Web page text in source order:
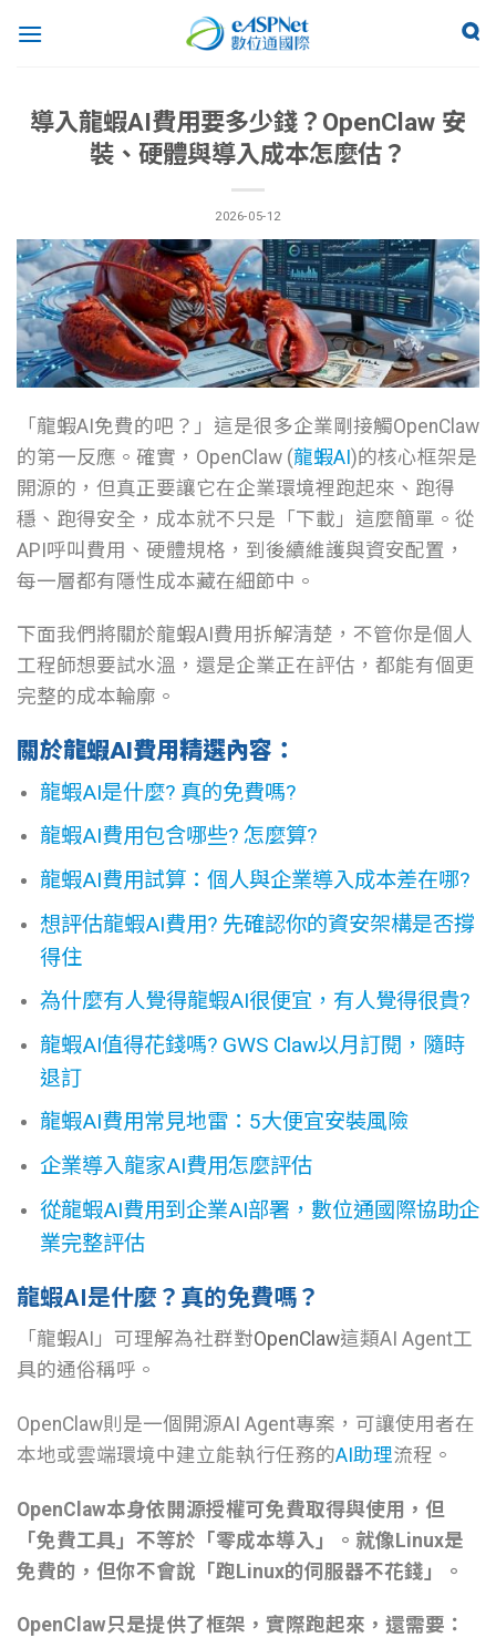
導入龍蝦AI費用要多少錢？OpenClaw 安
裝、硬體與導入成本怎麼估？
2026-05-12
「龍蝦AI免費的吧？」這是很多企業剛接觸OpenClaw
的第一反應。確實，OpenClaw (龍蝦AI)的核心框架是
開源的，但真正要讓它在企業環境裡跑起來、跑得
穩、跑得安全，成本就不只是「下載」這麼簡單。從
API呼叫費用、硬體規格，到後續維護與資安配置，
每一層都有隱性成本藏在細節中。
下面我們將關於龍蝦AI費用拆解清楚，不管你是個人
工程師想要試水溫，還是企業正在評估，都能有個更
完整的成本輪廓。
關於龍蝦AI費用精選內容：
龍蝦AI是什麼? 真的免費嗎?
龍蝦AI費用包含哪些? 怎麼算?
龍蝦AI費用試算：個人與企業導入成本差在哪?
想評估龍蝦AI費用? 先確認你的資安架構是否撐
得住
為什麼有人覺得龍蝦AI很便宜，有人覺得很貴?
龍蝦AI值得花錢嗎? GWS Claw以月訂閱，隨時
退訂
龍蝦AI費用常見地雷：5大便宜安裝風險
企業導入龍家AI費用怎麼評估
從龍蝦AI費用到企業AI部署，數位通國際協助企
業完整評估
龍蝦AI是什麼？真的免費嗎？
「龍蝦AI」可理解為社群對OpenClaw這類AI Agent工
具的通俗稱呼。
OpenClaw則是一個開源AI Agent專案，可讓使用者在
本地或雲端環境中建立能執行任務的AI助理流程。
OpenClaw本身依開源授權可免費取得與使用，但
「免費工具」不等於「零成本導入」。就像Linux是
免費的，但你不會說「跑Linux的伺服器不花錢」。
OpenClaw只是提供了框架，實際跑起來，還需要：